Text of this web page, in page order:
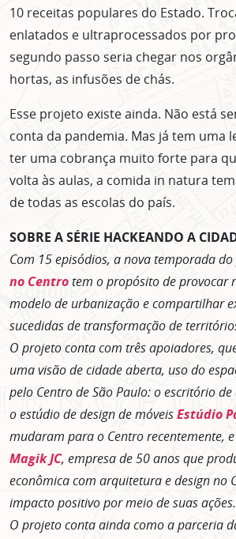
10 receitas populares do Estado.
enlatados e ultraprocessados por
segundo passo seria chegar nos
hortas, as infusões de chás.
Esse projeto existe ainda. Não está
conta da pandemia. Mas já tem uma
ter uma cobrança muito forte para
volta às aulas, a comida in natura
de todas as escolas do país.
SOBRE A SÉRIE HACKEANDO A
Com 15 episódios, a nova temporada do
no Centrotem o propósito de provocar
modelo de urbanização e compartilhar
sucedidas de transformação de
O projeto conta com três apoiadores,
uma visão de cidade aberta, uso do
pelo Centro de São Paulo: o escritório
o estúdio de design de móveisEstúdio
mudaram para o Centro recentemente,
Magik JC, empresa de 50 anos que
econômica com arquitetura e design no
impacto positivo por meio de suas ações.
O projeto conta ainda como a parceria